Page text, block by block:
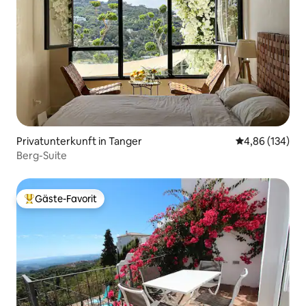
Privatunterkunft in Tanger
4,86 (134)
Berg-Suite
Beliebter Gäste-Favorit.
Gäste-Favorit